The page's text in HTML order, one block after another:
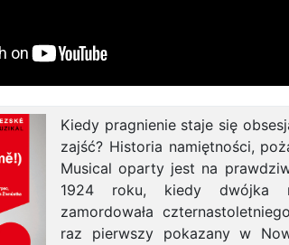
Kiedy pragnienie staje się
zajść? Historia namiętności,
Musical oparty jest na
1924 roku, kiedy dwójka
zamordowała
raz pierwszy pokazany w